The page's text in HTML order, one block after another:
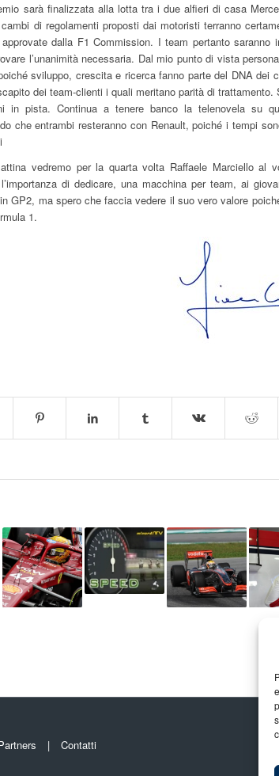
sarà finalizzata alla lotta tra i due alfieri di casa
di regolamenti proposti dai motoristi terranno
dalla F1 Commission. I team pertanto saranno
l’unanimità necessaria. Dal mio punto di vista
sviluppo, crescita e ricerca fanno parte del DNA dei
dei team-clienti i quali meritano parità di trattamento.
in pista. Continua a tenere banco la telenovela su
che entrambi resteranno con Renault, poiché i tempi
vedremo per la quarta volta Raffaele Marciello al
di dedicare, una macchina per team, ai
GP2, ma spero che faccia vedere il suo vero valore
1.
Contatti